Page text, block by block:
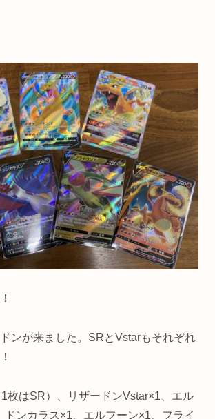
ンが来ました。SRとVstarもそれぞれ
枚はSR）、リザードンVstar×1、エル
ドンカラス×1、エルフーン×1、フライ